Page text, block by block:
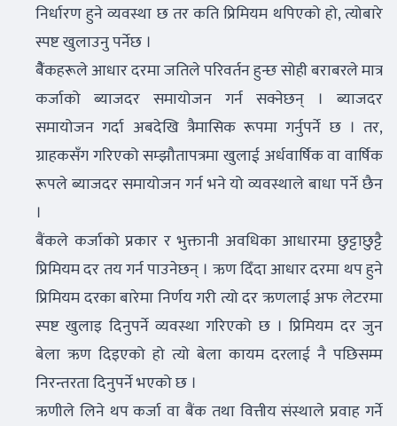
निर्धारण हुने व्यवस्था छ तर कति प्रिमियम थपिएको हो, त्योबारे
स्पष्ट खुलाउनु पर्नेछ ।
बैैंकहरूले आधार दरमा जतिले परिवर्तन हुन्छ सोही बराबरले मात्र
कर्जाको ब्याजदर समायोजन गर्न सक्नेछन् । ब्याजदर
समायोजन गर्दा अबदेखि त्रैमासिक रूपमा गर्नुपर्ने छ । तर,
ग्राहकसँग गरिएको सम्झौतापत्रमा खुलाई अर्धवार्षिक वा वार्षिक
रूपले ब्याजदर समायोजन गर्न भने यो व्यवस्थाले बाधा पर्ने छैन
।
बैंकले कर्जाको प्रकार र भुक्तानी अवधिका आधारमा छुट्टाछुट्टै
प्रिमियम दर तय गर्न पाउनेछन् । ऋण दिँदा आधार दरमा थप हुने
प्रिमियम दरका बारेमा निर्णय गरी त्यो दर ऋणलाई अफ लेटरमा
स्पष्ट खुलाइ दिनुपर्ने व्यवस्था गरिएको छ । प्रिमियम दर जुन
बेला ऋण दिइएको हो त्यो बेला कायम दरलाई नै पछिसम्म
निरन्तरता दिनुपर्ने भएको छ ।
ऋणीले लिने थप कर्जा वा बैंक तथा वित्तीय संस्थाले प्रवाह गर्ने